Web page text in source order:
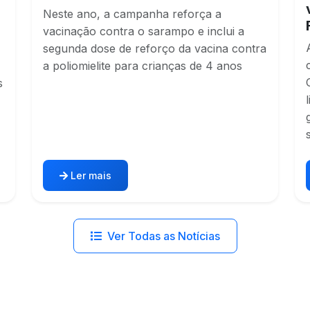
Neste ano, a campanha reforça a
vacinação contra o sarampo e inclui a
segunda dose de reforço da vacina contra
a poliomielite para crianças de 4 anos
Ler mais
Ver Todas as Notícias